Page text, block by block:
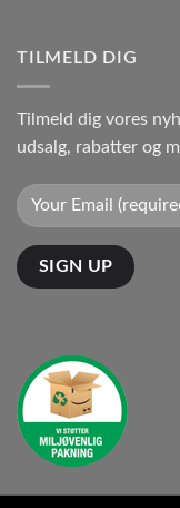
TILMELD DIG
Tilmeld dig vores
udsalg, rabatter og